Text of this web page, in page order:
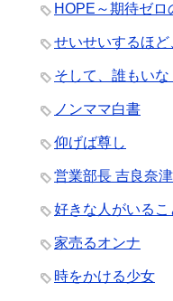
HOPE～期待ゼロ
せいせいするほど
そして、誰もいな
ノンママ白書
仰げば尊し
営業部長 吉良奈
好きな人がいるこ
家売るオンナ
時をかける少女